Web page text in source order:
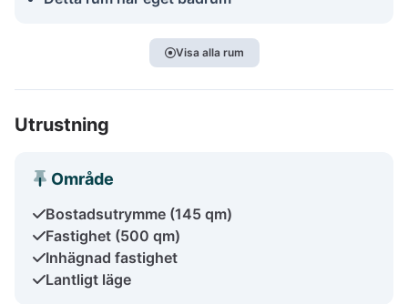
Visa alla rum
Utrustning
Område
Bostadsutrymme (145 qm)
Fastighet (500 qm)
Inhägnad fastighet
Lantligt läge